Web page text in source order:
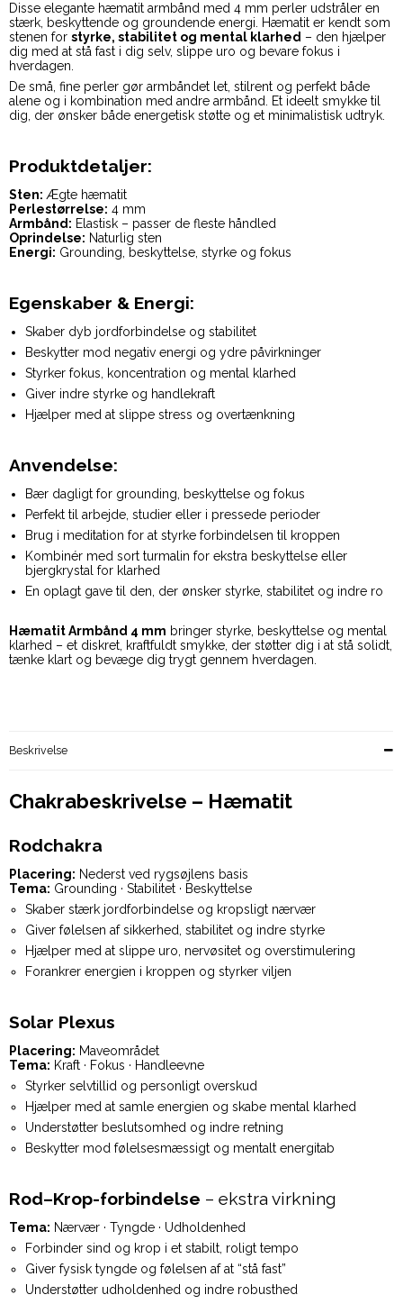
Disse elegante hæmatit armbånd med 4 mm perler udstråler en
stærk, beskyttende og groundende energi. Hæmatit er kendt som
stenen for styrke, stabilitet og mental klarhed – den hjælper
dig med at stå fast i dig selv, slippe uro og bevare fokus i
hverdagen.
De små, fine perler gør armbåndet let, stilrent og perfekt både
alene og i kombination med andre armbånd. Et ideelt smykke til
dig, der ønsker både energetisk støtte og et minimalistisk udtryk.
Produktdetaljer:
Sten: Ægte hæmatit
Perlestørrelse: 4 mm
Armbånd: Elastisk – passer de fleste håndled
Oprindelse: Naturlig sten
Energi: Grounding, beskyttelse, styrke og fokus
Egenskaber & Energi:
Skaber dyb jordforbindelse og stabilitet
Beskytter mod negativ energi og ydre påvirkninger
Styrker fokus, koncentration og mental klarhed
Giver indre styrke og handlekraft
Hjælper med at slippe stress og overtænkning
Anvendelse:
Bær dagligt for grounding, beskyttelse og fokus
Perfekt til arbejde, studier eller i pressede perioder
Brug i meditation for at styrke forbindelsen til kroppen
Kombinér med sort turmalin for ekstra beskyttelse eller
bjergkrystal for klarhed
En oplagt gave til den, der ønsker styrke, stabilitet og indre ro
Hæmatit Armbånd 4 mm bringer styrke, beskyttelse og mental
klarhed – et diskret, kraftfuldt smykke, der støtter dig i at stå solidt,
tænke klart og bevæge dig trygt gennem hverdagen.
Beskrivelse
Chakrabeskrivelse – Hæmatit
Rodchakra
Placering: Nederst ved rygsøjlens basis
Tema: Grounding · Stabilitet · Beskyttelse
Skaber stærk jordforbindelse og kropsligt nærvær
Giver følelsen af sikkerhed, stabilitet og indre styrke
Hjælper med at slippe uro, nervøsitet og overstimulering
Forankrer energien i kroppen og styrker viljen
Solar Plexus
Placering: Maveområdet
Tema: Kraft · Fokus · Handleevne
Styrker selvtillid og personligt overskud
Hjælper med at samle energien og skabe mental klarhed
Understøtter beslutsomhed og indre retning
Beskytter mod følelsesmæssigt og mentalt energitab
Rod–Krop-forbindelse – ekstra virkning
Tema: Nærvær · Tyngde · Udholdenhed
Forbinder sind og krop i et stabilt, roligt tempo
Giver fysisk tyngde og følelsen af at “stå fast”
Understøtter udholdenhed og indre robusthed